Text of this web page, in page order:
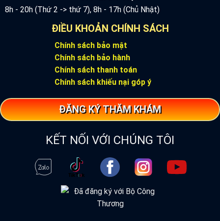
8h - 20h (Thứ 2 -> thứ 7), 8h - 17h (Chủ Nhật)
ĐIỀU KHOẢN CHÍNH SÁCH
Chính sách bảo mật
Chính sách bảo hành
Chính sách thanh toán
Chính sách khiếu nại góp ý
ĐĂNG KÝ THĂM KHÁM
KẾT NỐI VỚI CHÚNG TÔI